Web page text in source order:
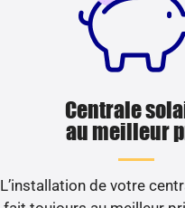
Centrale
au meilleur
L’installation de votre